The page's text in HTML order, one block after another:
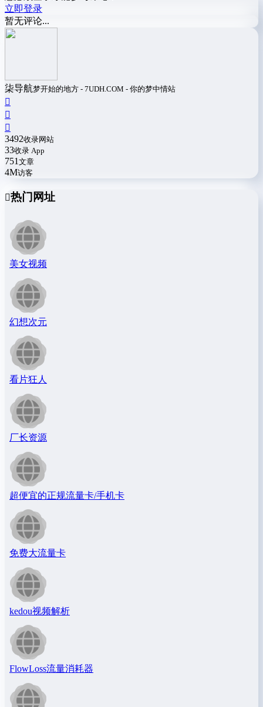
立即登录
暂无评论...
柒导航梦开始的地方 - 7UDH.COM - 你的梦中情站
3492收录网站
33收录 App
751 文章
4M访客
热门网址
美女视频
幻想次元
看片狂人
厂长资源
超便宜的正规流量卡/手机卡
免费大流量卡
kedou视频解析
FlowLoss流量消耗器